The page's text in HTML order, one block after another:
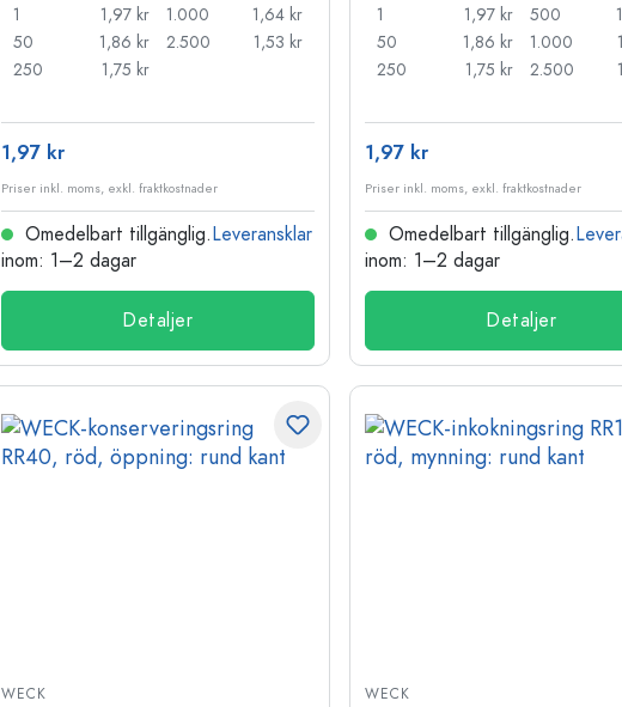
1
1,97 kr
50
1,86 kr
250
1,75 kr
1.000
1,64 kr
2.500
1,53 kr
1,97 kr
Priser inkl. moms, exkl. fraktkostnader
Omedelbart tillgänglig.Leveransklar
inom: 1–2 dagar
Detaljer
1
1,97 kr
50
1,86 kr
250
1,75 kr
500
1.000
2.500
1,97 kr
Priser inkl. moms, exkl. fraktkostnader
Omedelbart tillgänglig.
inom: 1–2 dagar
Detaljer
WECK WECK